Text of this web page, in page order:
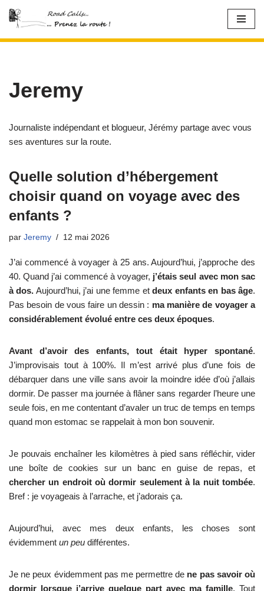
Aller
Jeremy
Journaliste indépendant et blogueur, Jérémy partage avec vous
ses aventures sur la route.
Quelle solution d’hébergement
choisir quand on voyage avec des
enfants ?
par Jeremy 12 mai 2026
J’ai commencé à voyager à 25 ans. Aujourd’hui, j’approche des
40. Quand j’ai commencé à voyager, j’étais seul avec mon sac
à dos. Aujourd’hui, j’ai une femme etdeux enfants en bas âge.
Pas besoin de vous faire un dessin : ma manière de voyager a
considérablement évolué entre ces deux époques.
Avant d’avoir des enfants, tout était hyper spontané.
J’improvisais tout à 100%. Il m’est arrivé plus d’une fois de
débarquer dans une ville sans avoir la moindre idée d’où j’allais
dormir. De passer ma journée à flâner sans regarder l’heure une
seule fois, en me contentant d’avaler un truc de temps en temps
quand mon estomac se rappelait à mon bon souvenir.
Je pouvais enchaîner les kilomètres à pied sans réfléchir, vider
une boîte de cookies sur un banc en guise de repas, et
chercher un endroit où dormir seulement à la nuit tombée.
Bref : je voyageais à l’arrache, et j’adorais ça.
Aujourd’hui, avec mes deux enfants, les choses sont
évidemment un peu différentes.
Je ne peux évidemment pas me permettre de ne pas savoir où
dormir lorsque j’arrive quelque part avec ma famille. Tout